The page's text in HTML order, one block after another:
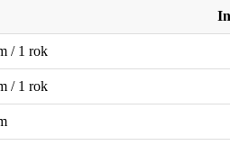
/ 1 rok
/ 1 rok